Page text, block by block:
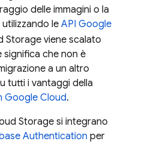
delle immagini o la
le API Google
Storage viene scalato
significa che non è
a un altro
tutti i vantaggi della
Google Cloud.
Storage si integrano
Authentication per